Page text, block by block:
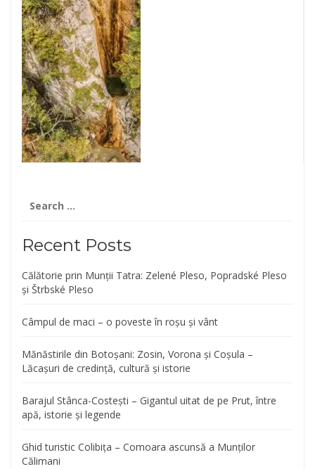
for:
Recent Posts
Călătorie prin Munții Tatra: Zelené Pleso, Popradské Pleso
și Štrbské Pleso
Câmpul de maci – o poveste în roșu și vânt
Mănăstirile din Botoșani: Zosin, Vorona și Coșula –
Lăcașuri de credință, cultură și istorie
Barajul Stânca-Costești – Gigantul uitat de pe Prut, între
apă, istorie și legende
Ghid turistic Colibița – Comoara ascunsă a Munților
Călimani